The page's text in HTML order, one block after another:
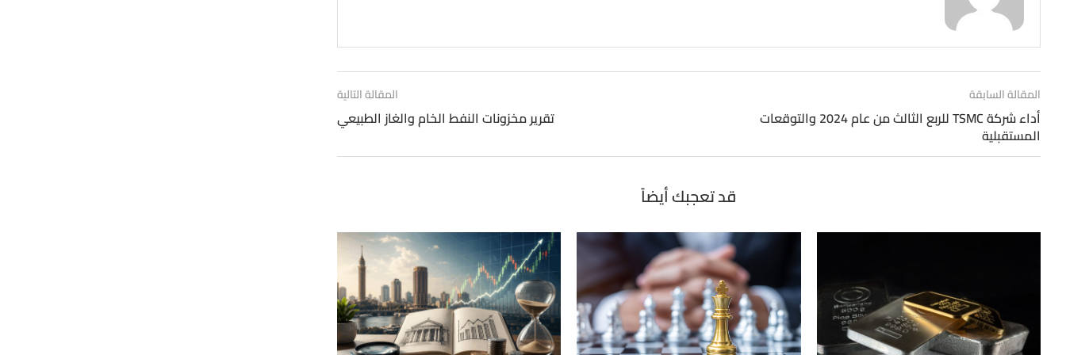
المقالة السابقة
أداء شركة TSMC للربع الثالث من عام 2024 والتوقعات
المستقبلية
المقالة التالية
تقرير مخزونات النفط الخام والغاز الطبيعي
قد تعجبك أيضاً